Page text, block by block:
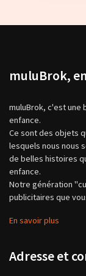
muluBrok,
muluBrok, c'est une
enfance.
Ce sont des objets
lesquels nous nous
de belles histoires
enfance.
Notre génération
publicitaires que
En savoir plus
Adresse et